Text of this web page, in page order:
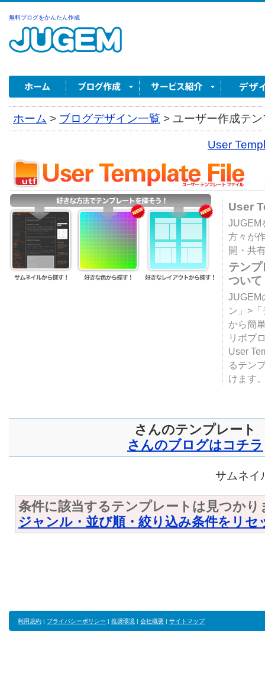
無料ブログをかんたん作成
ホーム > ブログデザイン一覧 > ユーザー作成テ
User
User
JUGEM
方々が
開・共
テン
ついて
JUGEM
ン」>
から簡
リポブ
User
るテン
けます
さんのテンプレート
さんのブログはコチラ
サムネイ
条件に該当するテンプレートは見つかり
ジャンル・並び順・絞り込み条件をリセ
利用規約 | プライバシーポリシー | 推奨環境 | 会社概要 | サイトマップ